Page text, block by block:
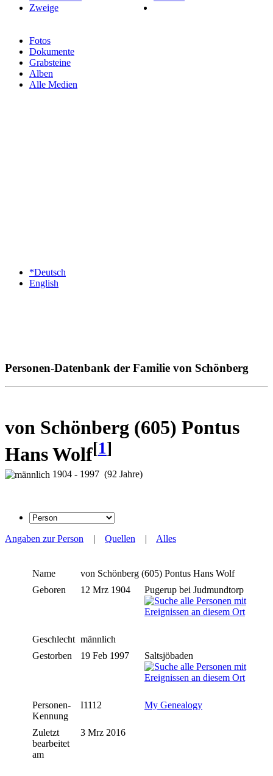
Fotos
Dokumente
Grabsteine
Alben
Alle Medien
Zweige
*Deutsch
English
Personen-Datenbank der Familie von Schönberg
von Schönberg (605) Pontus
Hans Wolf[1]
1904 - 1997 (92 Jahre)
Angaben zur Person | Quellen | Alles
Name von Schönberg (605) Pontus Hans Wolf
Geboren
12 Mrz 1904 Pugerup bei Judmundtorp
Geschlecht männlich
Gestorben
19 Feb 1997 Saltsjöbaden
Personen-
Kennung
I1112 My Genealogy
Zuletzt
bearbeitet
am
3 Mrz 2016